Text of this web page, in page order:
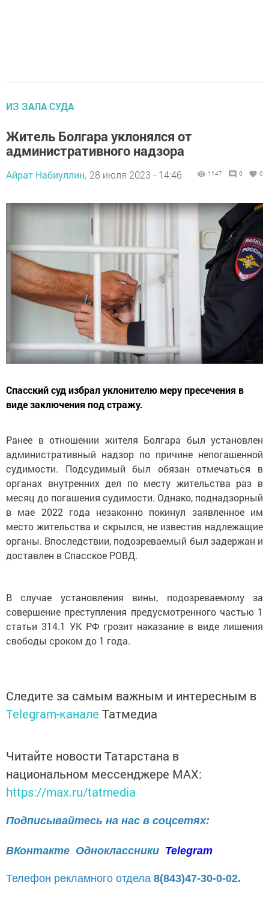
ИЗ ЗАЛА СУДА
Житель Болгара уклонялся от
административного надзора
Айрат Набиуллин, 28 июля 2023 - 14:46 1147 0 0
Спасский суд избрал уклонителю меру пресечения в
виде заключения под стражу.
Ранее в отношении жителя Болгара был установлен
административный надзор по причине непогашенной
судимости. Подсудимый был обязан отмечаться в
органах внутренних дел по месту жительства раз в
месяц до погашения судимости. Однако, поднадзорный
в мае 2022 года незаконно покинул заявленное им
место жительства и скрылся, не известив надлежащие
органы. Впоследствии, подозреваемый был задержан и
доставлен в Спасское РОВД.
В случае установления вины, подозреваемому за
совершение преступления предусмотренного частью 1
статьи 314.1 УК РФ грозит наказание в виде лишения
свободы сроком до 1 года.
Следите за самым важным и интересным в
Telegram-канале Татмедиа
Читайте новости Татарстана в
национальном мессенджере MАХ:
https://max.ru/tatmedia
Подписывайтесь на нас в соцсетях:
ВКонтакте Одноклассники Telegram
Телефон рекламного отдела 8(843)47-30-0-02.